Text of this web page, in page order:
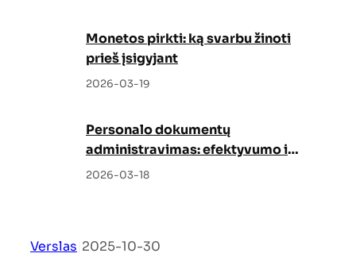
Monetos pirkti: ką svarbu žinoti
prieš įsigyjant
2026-03-19
Personalo dokumentų
administravimas: efektyvumo ir
tvarkos garantas
2026-03-18
Verslas 2025-10-30